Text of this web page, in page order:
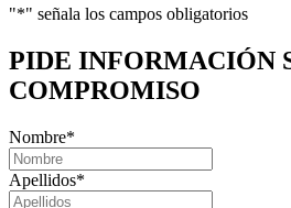
"*" señala los campos obligatorios
PIDE INFORMACIÓN
COMPROMISO
Nombre*
Apellidos*